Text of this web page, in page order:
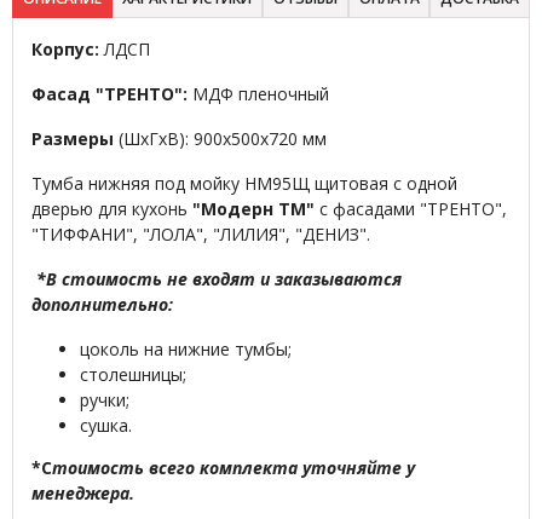
Корпус: ЛДСП
Фасад "ТРЕНТО": МДФ пленочный
Размеры (ШхГхВ): 900х500х720 мм
Тумба нижняя под мойку НМ95Щ щитовая с одной
дверью для кухонь "Модерн ТМ" с фасадами "ТРЕНТО",
"ТИФФАНИ", "ЛОЛА", "ЛИЛИЯ", "ДЕНИЗ".
*В стоимость не входят и заказываются
дополнительно:
цоколь на нижние тумбы;
столешницы;
ручки;
сушка.
*Стоимость всего комплекта уточняйте у
менеджера.